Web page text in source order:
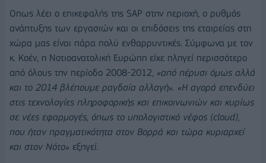
Οπως λέει ο επικεφαλής της SAP στην περιοχή, ο ρυθμός
ανάπτυξης των εργασιών και οι επιδόσεις της εταιρείας στη
χώρα μας είναι πάρα πολύ ενθαρρυντικές. Σύμφωνα με τον
κ. Κοέν, η Νοτιοανατολική Ευρώπη είχε πληγεί περισσότερο
από όλους την περίοδο 2008-2012, «από πέρυσι όμως αλλά
και το 2014 βλέπουμε ραγδαία αλλαγή». «Η αγορά επενδύει
στις τεχνολογίες πληροφορικής και επικοινωνιών και κυρίως
σε νέες εφαρμογές, όπως το υπολογιστικό νέφος (cloud),
που ήταν πραγματικότητα στον Βορρά και τώρα κυριαρχεί
και στον Νότο» εξηγεί.